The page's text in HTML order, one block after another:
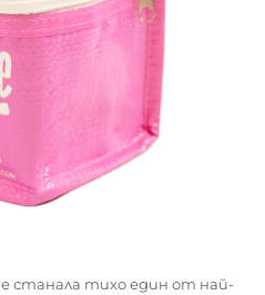
е станала тихо един от най-